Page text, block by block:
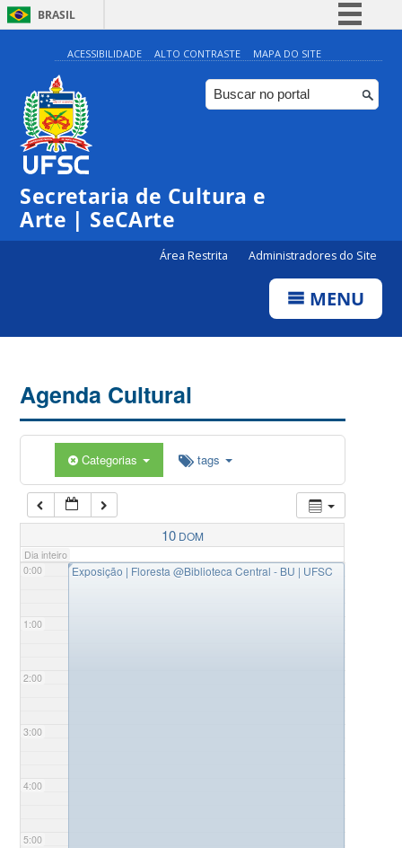
BRASIL
Simplifique!
Comunica BR
Participe
ACESSIBILIDADE ALTO CONTRASTE MAPA DO SITE
Secretaria de Cultura e
Arte | SeCArte
Área Restrita Administradores do Site
MENU
Agenda Cultural
Categorias tags
10 DOM
Dia inteiro
0:00
1:00
2:00
3:00
4:00
5:00
◤Exposição | Floresta@Biblioteca Central - BU | UFSC